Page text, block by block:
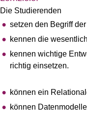
Die Studierenden
setzen den Begriff
kennen die
kennen wichtige
richtig einsetzen.
können ein
können